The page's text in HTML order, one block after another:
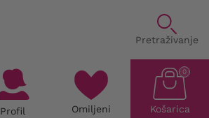
Pretraživanje
Profil Omiljeni Košarica
0